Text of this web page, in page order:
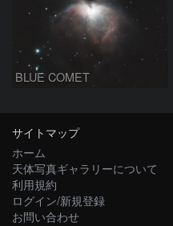
BLUE COMET
サイトマップ
ホーム
天体写真ギャラリーについて
利用規約
ログイン/新規登録
お問い合わせ